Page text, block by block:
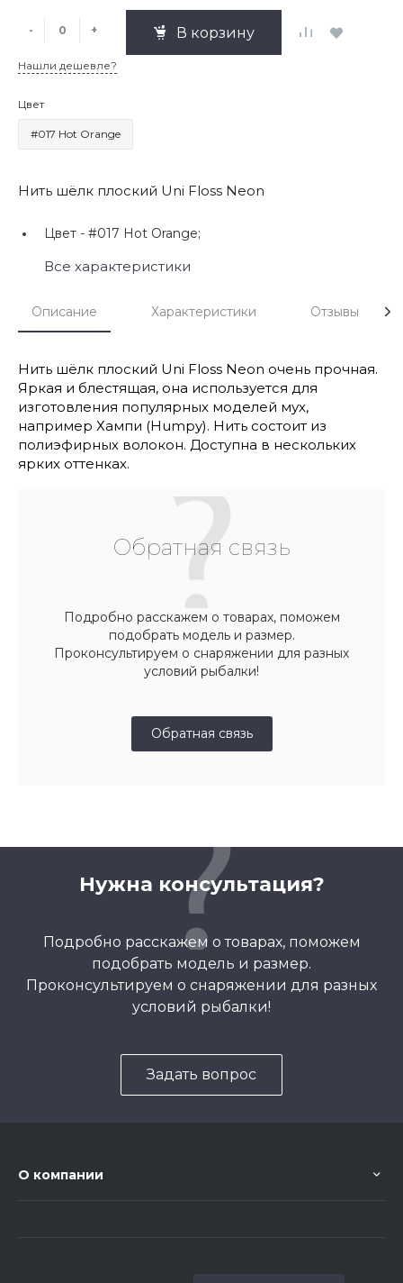
- + В корзину
Нашли дешевле?
Цвет
#017 Hot Orange
Нить шёлк плоский Uni Floss Neon
Цвет - #017 Hot Orange;
Все характеристики
Описание Характеристики Отзывы
Нить шёлк плоский Uni Floss Neon очень прочная.
Яркая и блестящая, она используется для
изготовления популярных моделей мух,
например Хампи (Humpy). Нить состоит из
полиэфирных волокон. Доступна в нескольких
ярких оттенках.
Обратная связь
Подробно расскажем о товарах, поможем
подобрать модель и размер.
Проконсультируем о снаряжении для разных
условий рыбалки!
Обратная связь
Нужна консультация?
Подробно расскажем о товарах, поможем
подобрать модель и размер.
Проконсультируем о снаряжении для разных
условий рыбалки!
Задать вопрос
О компании